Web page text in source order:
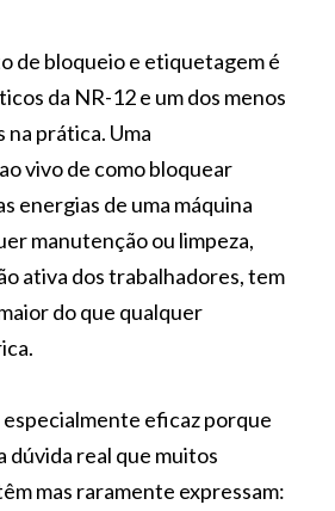
de bloqueio e etiquetagem é
da NR-12 e um dos menos
prática. Uma
vivo de como bloquear
energias de uma máquina
manutenção ou limpeza,
ativa dos trabalhadores, tem
do que qualquer
eficaz porque
dúvida real que muitos
mas raramente expressam: